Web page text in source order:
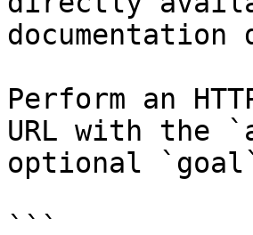
Perform an
URL with the
optional
```